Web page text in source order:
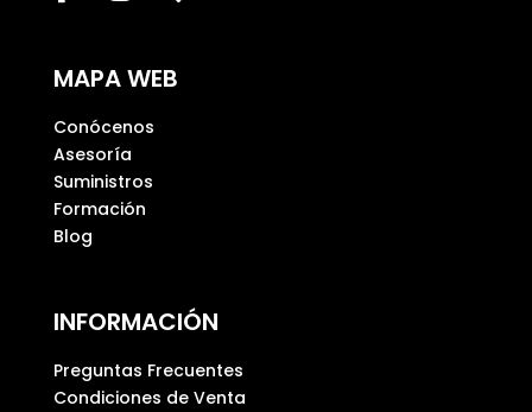
o
a
c
í
o
.
MAPA WEB
Conócenos
Asesoría
Suministros
Formación
Blog
INFORMACIÓN
Preguntas Frecuentes
Condiciones de Venta